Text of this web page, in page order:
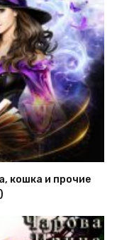
кошка и прочие